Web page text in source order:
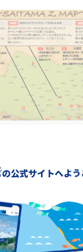
Z MAP」×リバ
の公式サイトへよ